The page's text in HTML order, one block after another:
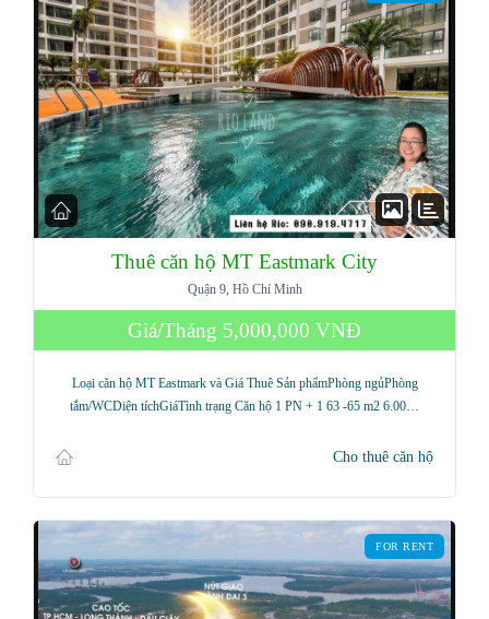
Thuê căn hộ MT Eastmark City
Quận 9, Hồ Chí Minh
Giá/Tháng 5,000,000 VNĐ
Loại căn hộ MT Eastmark và Giá Thuê Sản phẩmPhòng ngủPhòng
tắm/WCDiện tíchGiáTình trạng Căn hộ 1 PN + 1 63 -65 m2 6.00…
Cho thuê căn hộ
FOR RENT